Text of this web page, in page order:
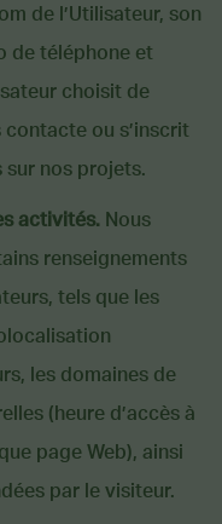
de l’Utilisateur, son
de téléphone et
choisit de
ou s’inscrit
sur nos projets.
activités. Nous
renseignements
tels que les
les domaines de
(heure d’accès à
page Web), ainsi
par le visiteur.